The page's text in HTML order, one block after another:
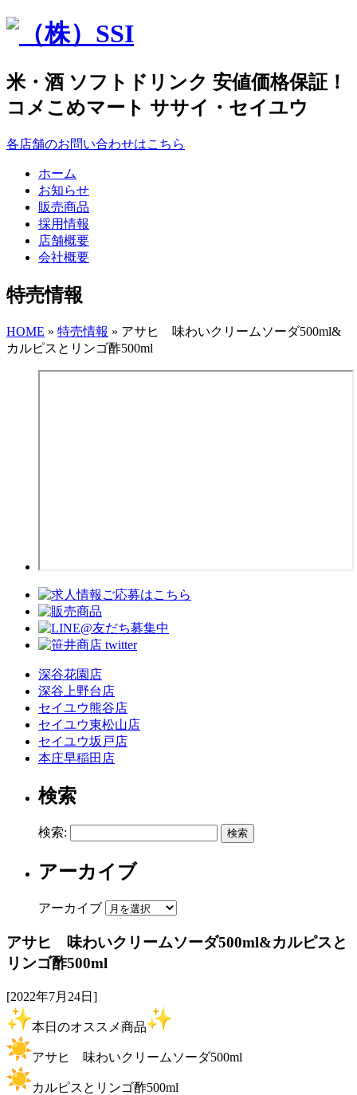
米・酒 ソフトドリンク 安値価格保証！
コメこめマート ササイ・セイユウ
各店舗のお問い合わせはこちら
ホーム
お知らせ
販売商品
採用情報
店舗概要
会社概要
特売情報
HOME » 特売情報 » アサヒ 味わいクリームソーダ500ml&
カルピスとリンゴ酢500ml
深谷花園店
深谷上野台店
セイユウ熊谷店
セイユウ東松山店
セイユウ坂戸店
本庄早稲田店
検索
検索:
アーカイブ
アーカイブ
アサヒ 味わいクリームソーダ500ml&カルピスと
リンゴ酢500ml
[2022年7月24日]
本日のオススメ商品
アサヒ 味わいクリームソーダ500ml
カルピスとリンゴ酢500ml